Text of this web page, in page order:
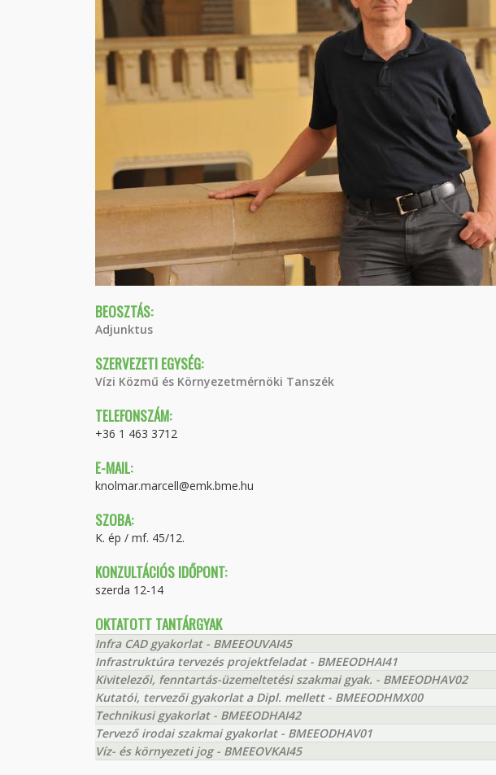
BEOSZTÁS:
Adjunktus
SZERVEZETI EGYSÉG:
Vízi Közmű és Környezetmérnöki Tanszék
TELEFONSZÁM:
+36 1 463 3712
E-MAIL:
knolmar.marcell@emk.bme.hu
SZOBA:
K. ép / mf. 45/12.
KONZULTÁCIÓS IDŐPONT:
szerda 12-14
OKTATOTT TANTÁRGYAK
Infra CAD gyakorlat - BMEEOUVAI45
Infrastruktúra tervezés projektfeladat - BMEEODHAI41
Kivitelezői, fenntartás-üzemeltetési szakmai gyak. - BMEEODHAV02
Kutatói, tervezői gyakorlat a Dipl. mellett - BMEEODHMX00
Technikusi gyakorlat - BMEEODHAI42
Tervező irodai szakmai gyakorlat - BMEEODHAV01
Víz- és környezeti jog - BMEEOVKAI45